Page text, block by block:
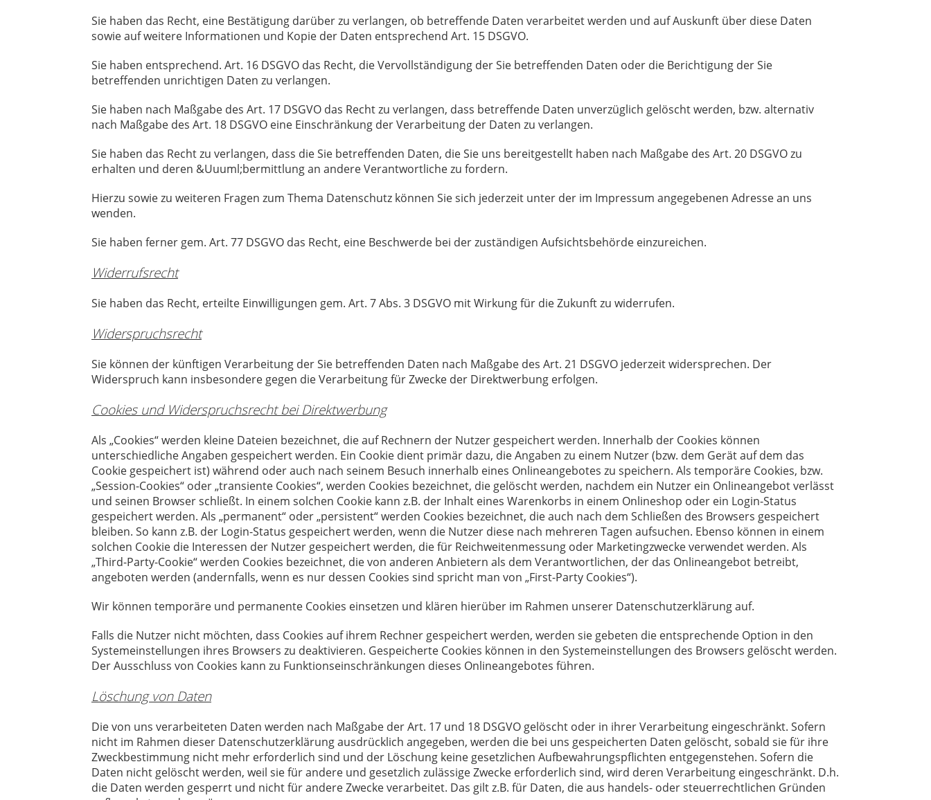
Sie haben das Recht, eine Bestätigung darüber zu verlangen, ob betreffende Daten verarbeitet werden und auf Auskunft über diese Daten
sowie auf weitere Informationen und Kopie der Daten entsprechend Art. 15 DSGVO.
Sie haben entsprechend. Art. 16 DSGVO das Recht, die Vervollständigung der Sie betreffenden Daten oder die Berichtigung der Sie
betreffenden unrichtigen Daten zu verlangen.
Sie haben nach Maßgabe des Art. 17 DSGVO das Recht zu verlangen, dass betreffende Daten unverzüglich gelöscht werden, bzw. alternativ
nach Maßgabe des Art. 18 DSGVO eine Einschränkung der Verarbeitung der Daten zu verlangen.
Sie haben das Recht zu verlangen, dass die Sie betreffenden Daten, die Sie uns bereitgestellt haben nach Maßgabe des Art. 20 DSGVO zu
erhalten und deren &Uuuml;bermittlung an andere Verantwortliche zu fordern.
Hierzu sowie zu weiteren Fragen zum Thema Datenschutz können Sie sich jederzeit unter der im Impressum angegebenen Adresse an uns
wenden.
Sie haben ferner gem. Art. 77 DSGVO das Recht, eine Beschwerde bei der zuständigen Aufsichtsbehörde einzureichen.
Widerrufsrecht
Sie haben das Recht, erteilte Einwilligungen gem. Art. 7 Abs. 3 DSGVO mit Wirkung für die Zukunft zu widerrufen.
Widerspruchsrecht
Sie können der künftigen Verarbeitung der Sie betreffenden Daten nach Maßgabe des Art. 21 DSGVO jederzeit widersprechen. Der
Widerspruch kann insbesondere gegen die Verarbeitung für Zwecke der Direktwerbung erfolgen.
Cookies und Widerspruchsrecht bei Direktwerbung
Als „Cookies“ werden kleine Dateien bezeichnet, die auf Rechnern der Nutzer gespeichert werden. Innerhalb der Cookies können
unterschiedliche Angaben gespeichert werden. Ein Cookie dient primär dazu, die Angaben zu einem Nutzer (bzw. dem Gerät auf dem das
Cookie gespeichert ist) während oder auch nach seinem Besuch innerhalb eines Onlineangebotes zu speichern. Als temporäre Cookies, bzw.
„Session-Cookies“ oder „transiente Cookies“, werden Cookies bezeichnet, die gelöscht werden, nachdem ein Nutzer ein Onlineangebot verlässt
und seinen Browser schließt. In einem solchen Cookie kann z.B. der Inhalt eines Warenkorbs in einem Onlineshop oder ein Login-Status
gespeichert werden. Als „permanent“ oder „persistent“ werden Cookies bezeichnet, die auch nach dem Schließen des Browsers gespeichert
bleiben. So kann z.B. der Login-Status gespeichert werden, wenn die Nutzer diese nach mehreren Tagen aufsuchen. Ebenso können in einem
solchen Cookie die Interessen der Nutzer gespeichert werden, die für Reichweitenmessung oder Marketingzwecke verwendet werden. Als
„Third-Party-Cookie“ werden Cookies bezeichnet, die von anderen Anbietern als dem Verantwortlichen, der das Onlineangebot betreibt,
angeboten werden (andernfalls, wenn es nur dessen Cookies sind spricht man von „First-Party Cookies“).
Wir können temporäre und permanente Cookies einsetzen und klären hierüber im Rahmen unserer Datenschutzerklärung auf.
Falls die Nutzer nicht möchten, dass Cookies auf ihrem Rechner gespeichert werden, werden sie gebeten die entsprechende Option in den
Systemeinstellungen ihres Browsers zu deaktivieren. Gespeicherte Cookies können in den Systemeinstellungen des Browsers gelöscht werden.
Der Ausschluss von Cookies kann zu Funktionseinschränkungen dieses Onlineangebotes führen.
Löschung von Daten
Die von uns verarbeiteten Daten werden nach Maßgabe der Art. 17 und 18 DSGVO gelöscht oder in ihrer Verarbeitung eingeschränkt. Sofern
nicht im Rahmen dieser Datenschutzerklärung ausdrücklich angegeben, werden die bei uns gespeicherten Daten gelöscht, sobald sie für ihre
Zweckbestimmung nicht mehr erforderlich sind und der Löschung keine gesetzlichen Aufbewahrungspflichten entgegenstehen. Sofern die
Daten nicht gelöscht werden, weil sie für andere und gesetzlich zulässige Zwecke erforderlich sind, wird deren Verarbeitung eingeschränkt. D.h.
die Daten werden gesperrt und nicht für andere Zwecke verarbeitet. Das gilt z.B. für Daten, die aus handels- oder steuerrechtlichen Gründen